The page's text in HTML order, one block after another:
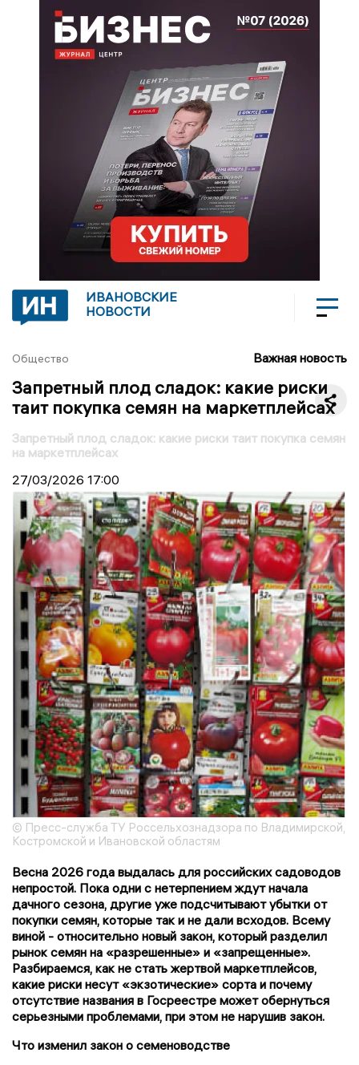
ИВАНОВСКИЕ
НОВОСТИ
Общество Важная новость
Запретный плод сладок: какие риски
таит покупка семян на маркетплейсах
Запретный плод сладок: какие риски таит покупка семян
на маркетплейсах
27/03/2026 17:00
© Пресс-служба ТУ Россельхознадзора по Владимирской,
Костромской и Ивановской областям
Весна 2026 года выдалась для российских садоводов
непростой. Пока одни с нетерпением ждут начала
дачного сезона, другие уже подсчитывают убытки от
покупки семян, которые так и не дали всходов. Всему
виной - относительно новый закон, который разделил
рынок семян на «разрешенные» и «запрещенные».
Разбираемся, как не стать жертвой маркетплейсов,
какие риски несут «экзотические» сорта и почему
отсутствие названия в Госреестре может обернуться
серьезными проблемами, при этом не нарушив закон.
Что изменил закон о семеноводстве